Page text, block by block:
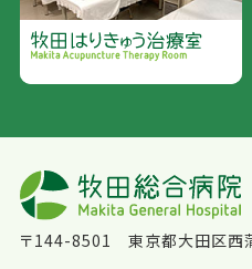
〒144-8501 東京都大田区西